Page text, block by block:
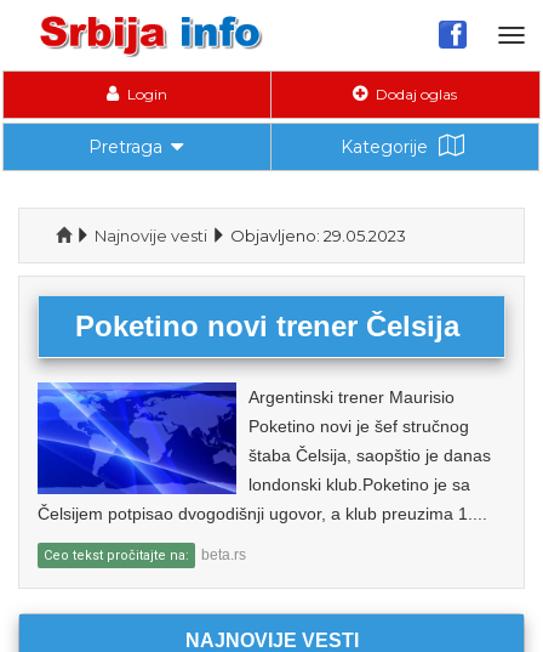
Login Dodaj oglas
Pretraga Kategorije
Najnovije vesti Objavljeno: 29.05.2023
Poketino novi trener Čelsija
Argentinski trener Maurisio
Poketino novi je šef stručnog
štaba Čelsija, saopštio je danas
londonski klub.Poketino je sa
Čelsijem potpisao dvogodišnji ugovor, a klub preuzima 1....
Ceo tekst pročitajte na: beta.rs
NAJNOVIJE VESTI